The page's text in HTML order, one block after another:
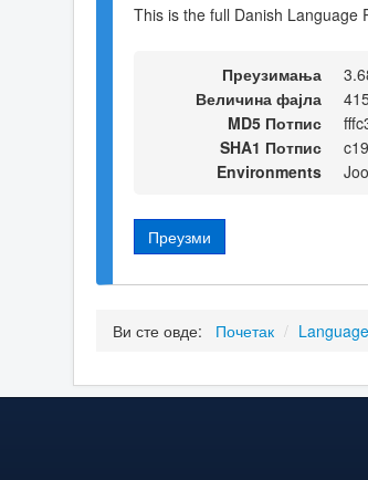
This is the full Danish Language
Преузимања
Величина фајла
MD5 Потпис
SHA1 Потпис
Environments
Преузми
Ви сте овде: Почетак /